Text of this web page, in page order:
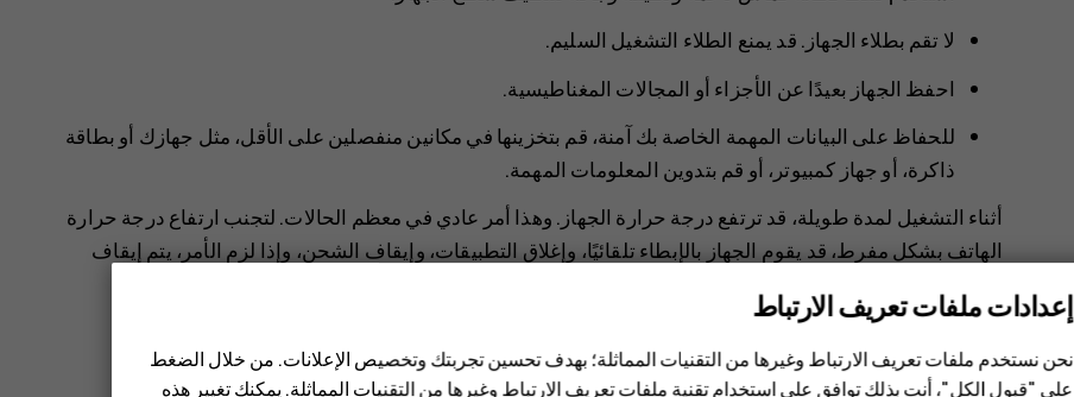
لا تقم بطلاء الجهاز. قد يمنع الطلاء التشغيل السليم.
احفظ الجهاز بعيدًا عن الأجزاء أو المجالات المغناطيسية.
للحفاظ على البيانات المهمة الخاصة بك آمنة، قم بتخزينها في مكانين منفصلين على الأقل، مثل جهازك أو بطاقة
ذاكرة، أو جهاز كمبيوتر، أو قم بتدوين المعلومات المهمة.
أثناء التشغيل لمدة طويلة، قد ترتفع درجة حرارة الجهاز. وهذا أمر عادي في معظم الحالات. لتجنب ارتفاع درجة حرارة
الهاتف بشكل مفرط، قد يقوم الجهاز بالإبطاء تلقائيًا، وإغلاق التطبيقات، وإيقاف الشحن، وإذا لزم الأمر، يتم إيقاف
إعدادات ملفات تعريف الارتباط
نحن نستخدم ملفات تعريف الارتباط وغيرها من التقنيات المماثلة؛ بهدف تحسين تجربتك وتخصيص الإعلانات. من خلال الضغط
على "قبول الكل"، أنت بذلك توافق على استخدام تقنية ملفات تعريف الارتباط وغيرها من التقنيات المماثلة. يمكنك تغيير هذه